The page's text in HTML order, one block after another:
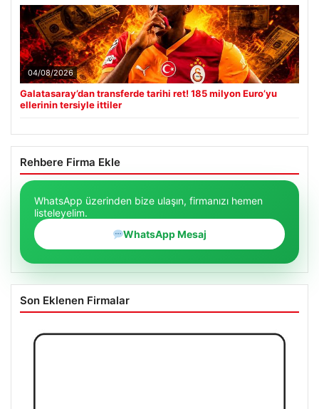
04/08/2026
Galatasaray’dan transferde tarihi ret! 185 milyon Euro’yu
ellerinin tersiyle ittiler
Rehbere Firma Ekle
WhatsApp üzerinden bize ulaşın, firmanızı hemen
listeleyelim.
WhatsApp Mesaj
Son Eklenen Firmalar